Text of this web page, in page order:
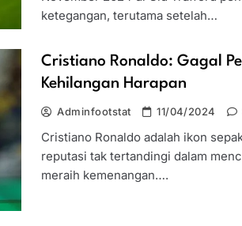
ketegangan, terutama setelah…
Cristiano Ronaldo: Gagal
Kehilangan Harapan
Adminfootstat 11/04/2024
Cristiano Ronaldo adalah ikon
reputasi tak tertandingi dalam
meraih kemenangan….